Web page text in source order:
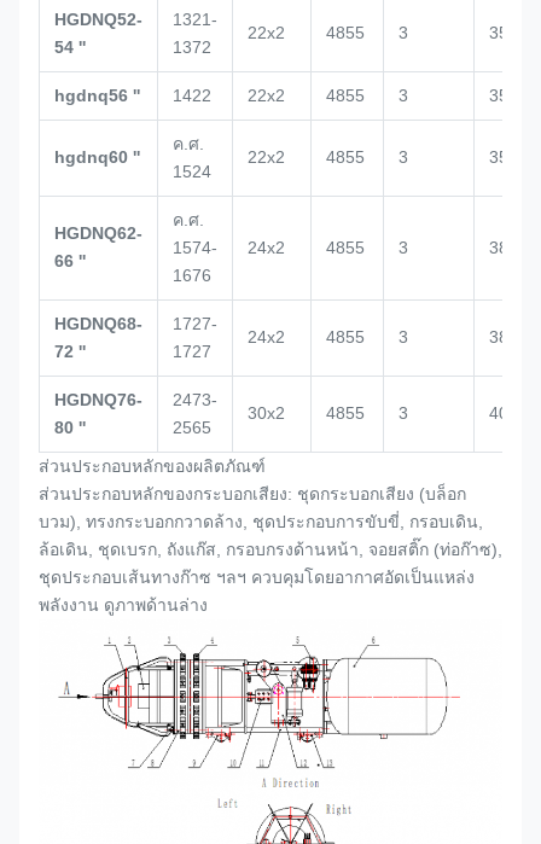
HGDNQ52-
54 ''
1321-
1372
22x2 4855 3 3520
hgdnq56 '' 1422 22x2 4855 3 3500
hgdnq60 ''
ค.ศ.
1524
22x2 4855 3 3500
HGDNQ62-
66 ''
ค.ศ.
1574-
1676
24x2 4855 3 3864
HGDNQ68-
72 ''
1727-
1727
24x2 4855 3 3864
HGDNQ76-
80 ''
2473-
2565
30x2 4855 3 4000
ส่วนประกอบหลักของผลิตภัณฑ์
ส่วนประกอบหลักของกระบอกเสียง: ชุดกระบอกเสียง (บล็อก
บวม), ทรงกระบอกกวาดล้าง, ชุดประกอบการขับขี่, กรอบเดิน,
ล้อเดิน, ชุดเบรก, ถังแก๊ส, กรอบกรงด้านหน้า, จอยสติ๊ก (ท่อก๊าซ),
ชุดประกอบเส้นทางก๊าซ ฯลฯ ควบคุมโดยอากาศอัดเป็นแหล่ง
พลังงาน ดูภาพด้านล่าง